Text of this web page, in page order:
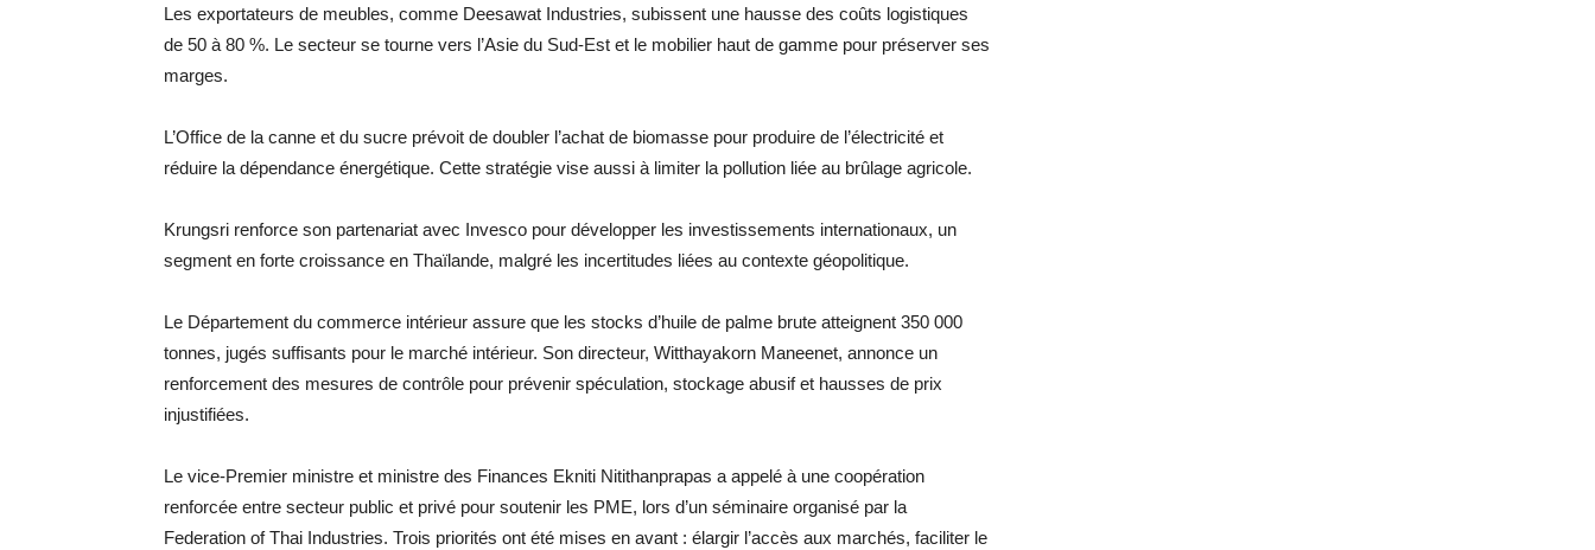
Les exportateurs de meubles, comme Deesawat Industries, subissent une hausse des coûts logistiques
de 50 à 80 %. Le secteur se tourne vers l’Asie du Sud-Est et le mobilier haut de gamme pour préserver ses
marges.
L’Office de la canne et du sucre prévoit de doubler l’achat de biomasse pour produire de l’électricité et
réduire la dépendance énergétique. Cette stratégie vise aussi à limiter la pollution liée au brûlage agricole.
Krungsri renforce son partenariat avec Invesco pour développer les investissements internationaux, un
segment en forte croissance en Thaïlande, malgré les incertitudes liées au contexte géopolitique.
Le Département du commerce intérieur assure que les stocks d’huile de palme brute atteignent 350 000
tonnes, jugés suffisants pour le marché intérieur. Son directeur, Witthayakorn Maneenet, annonce un
renforcement des mesures de contrôle pour prévenir spéculation, stockage abusif et hausses de prix
injustifiées.
Le vice-Premier ministre et ministre des Finances Ekniti Nitithanprapas a appelé à une coopération
renforcée entre secteur public et privé pour soutenir les PME, lors d’un séminaire organisé par la
Federation of Thai Industries. Trois priorités ont été mises en avant : élargir l’accès aux marchés, faciliter le